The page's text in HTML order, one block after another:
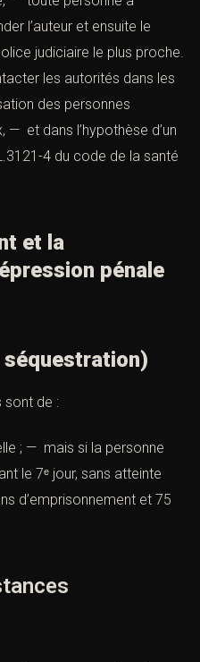
— toute personne a
l’auteur et ensuite le
judiciaire le plus
contacter les
— Hospitalisation
mentaux, — et dans
et la
pénale
; — mais si la personne
le 7ᵉ jour, sans atteinte
d’emprisonnement et